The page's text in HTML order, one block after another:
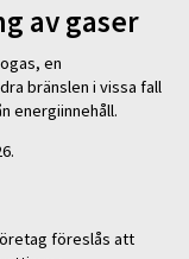
av gaser
en
bränslen i vissa fall
energiinnehåll.
föreslås att